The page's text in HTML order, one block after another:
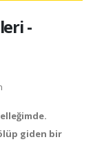
-
giden bir